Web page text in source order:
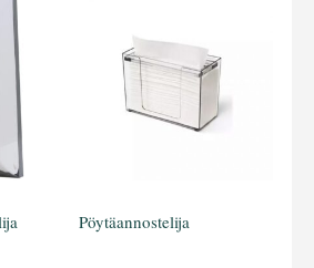
Pöytäannostelija